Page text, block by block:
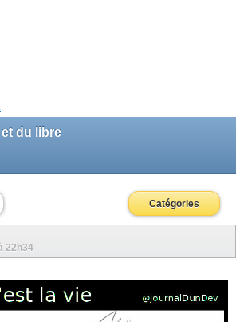
du libre
Catégories
22h34